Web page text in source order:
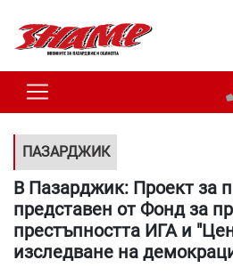
ПАЗАРДЖИК
В Пазарджик: Проект за
представен от Фонд за
престъпността ИГА и
изследване на